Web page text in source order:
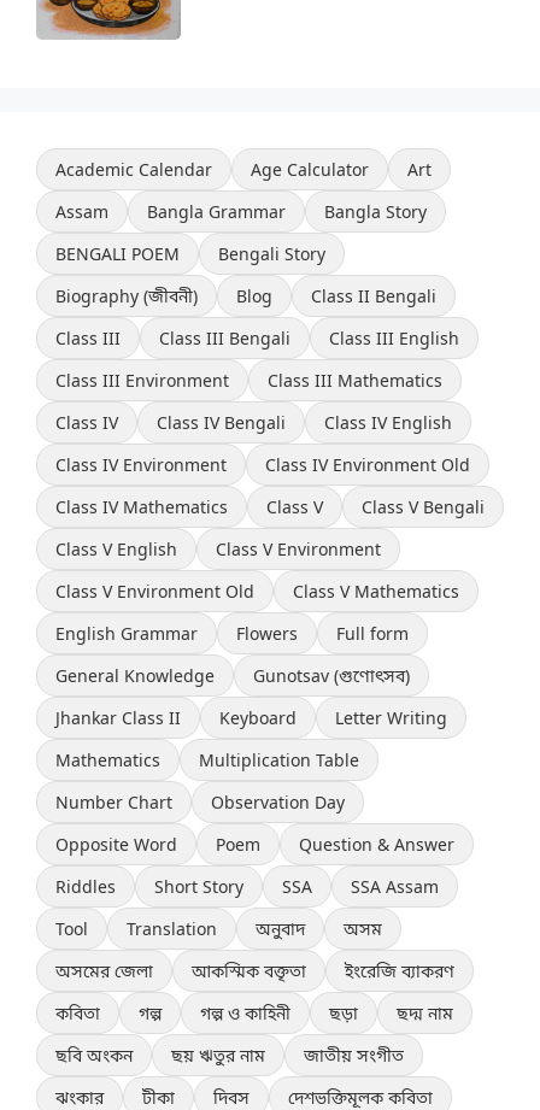
Academic Calendar Age Calculator
Art
Assam
Bangla Grammar
Bangla Story
BENGALI POEM
Bengali Story
Biography (জীবনী)
Blog
Class II Bengali
Class III
Class III Bengali
Class III English
Class III Environment
Class III Mathematics
Class IV
Class IV Bengali
Class IV English
Class IV Environment
Class IV Environment Old
Class IV Mathematics
Class V
Class V Bengali
Class V English
Class V Environment
Class V Environment Old
Class V Mathematics
English Grammar
Flowers
Full form
General Knowledge
Gunotsav (গুণোৎসব)
Jhankar Class II
Keyboard
Letter Writing
Mathematics
Multiplication Table
Number Chart
Observation Day
Opposite Word
Poem
Question & Answer
Riddles
Short Story SSA
SSA Assam
Tool
Translation অনুবাদ
অসম
অসমের জেলা
আকস্মিক বক্তৃতা
ইংরেজি ব্যাকরণ
কবিতা
গল্প গল্প ও কাহিনী ছড়া
ছদ্ম নাম
ছবি অংকন
ছয় ঋতুর নাম
জাতীয় সংগীত
ঝংকার
টীকা দিবস দেশভক্তিমূলক কবিতা